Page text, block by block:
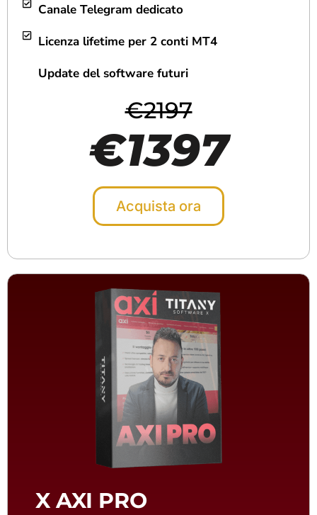
Canale Telegram dedicato
Licenza lifetime per 2 conti MT4
Update del software futuri
€2197
€1397
Acquista ora
X AXI PRO